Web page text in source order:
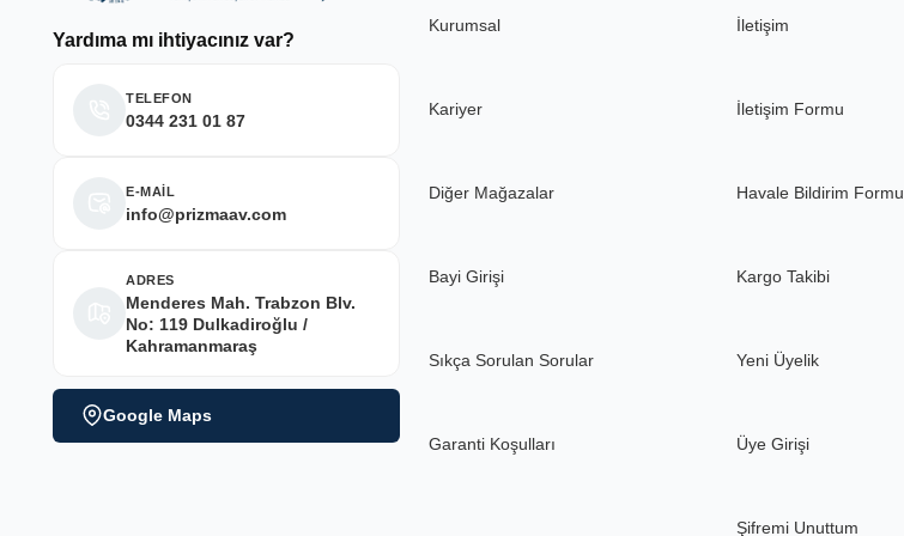
Deneyimini Paylaş
Yardıma mı ihtiyacınız var?
TELEFON
0344 231 01 87
E-MAİL
info@prizmaav.com
ADRES
Menderes Mah. Trabzon Blv.
No: 119 Dulkadiroğlu /
Kahramanmaraş
Google Maps
Kurumsal
Kariyer
Diğer Mağazalar
Bayi Girişi
Sıkça Sorulan Sorular
Garanti Koşulları
İletişim
İletişim Formu
Havale Bildirim Formu
Kargo Takibi
Yeni Üyelik
Üye Girişi
Şifremi Unuttum